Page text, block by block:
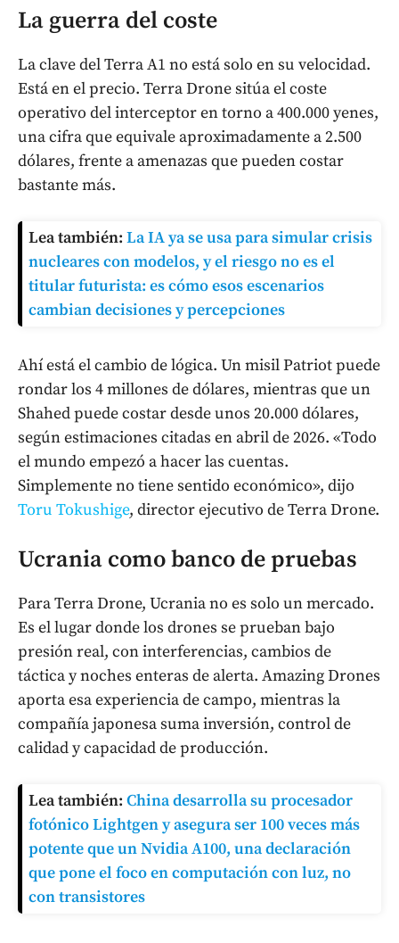
La guerra del coste
La clave del Terra A1 no está solo en su velocidad.
Está en el precio. Terra Drone sitúa el coste
operativo del interceptor en torno a 400.000 yenes,
una cifra que equivale aproximadamente a 2.500
dólares, frente a amenazas que pueden costar
bastante más.
Lea también: La IA ya se usa para simular crisis
nucleares con modelos, y el riesgo no es el
titular futurista: es cómo esos escenarios
cambian decisiones y percepciones
Ahí está el cambio de lógica. Un misil Patriot puede
rondar los 4 millones de dólares, mientras que un
Shahed puede costar desde unos 20.000 dólares,
según estimaciones citadas en abril de 2026. «Todo
el mundo empezó a hacer las cuentas.
Simplemente no tiene sentido económico», dijo
Toru Tokushige, director ejecutivo de Terra Drone.
Ucrania como banco de pruebas
Para Terra Drone, Ucrania no es solo un mercado.
Es el lugar donde los drones se prueban bajo
presión real, con interferencias, cambios de
táctica y noches enteras de alerta. Amazing Drones
aporta esa experiencia de campo, mientras la
compañía japonesa suma inversión, control de
calidad y capacidad de producción.
Lea también: China desarrolla su procesador
fotónico Lightgen y asegura ser 100 veces más
potente que un Nvidia A100, una declaración
que pone el foco en computación con luz, no
con transistores